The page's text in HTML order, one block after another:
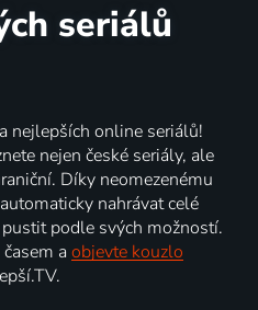
seriálů
nejlepších online seriálů!
nejen české seriály, ale
Díky neomezenému
nahrávat celé
podle svých možností.
a objevte kouzlo